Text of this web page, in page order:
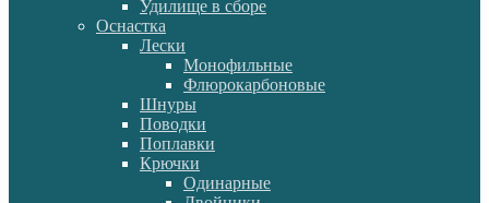
Удилище в сборе
Оснастка
Лески
Монофильные
Флюрокарбоновые
Шнуры
Поводки
Поплавки
Крючки
Одинарные